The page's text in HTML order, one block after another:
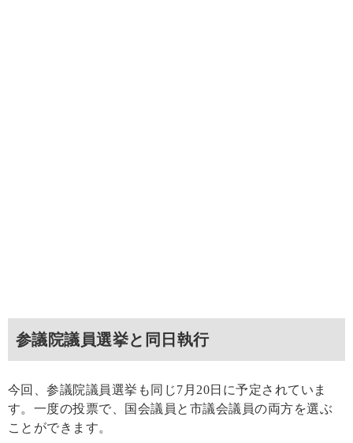
参議院議員選挙と同日執行
今回、参議院議員選挙も同じ7月20日に予定されていま
す。一度の投票で、国会議員と市議会議員の両方を選ぶ
ことができます。